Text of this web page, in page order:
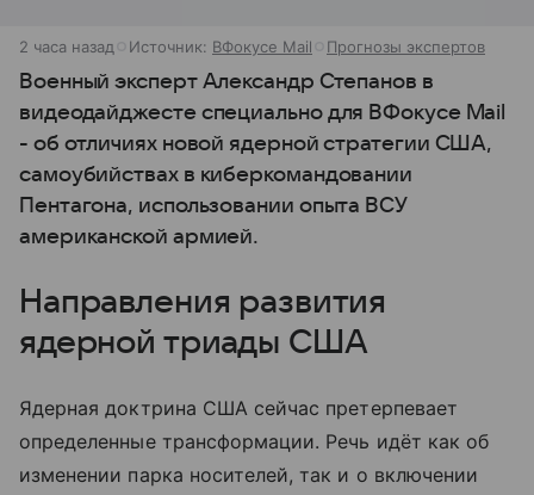
2 часа назад Источник: ВФокусе Mail Прогнозы экспертов
Военный эксперт Александр Степанов в
видеодайджесте специально для ВФокусе Mail
- об отличиях новой ядерной стратегии США,
самоубийствах в киберкомандовании
Пентагона, использовании опыта ВСУ
американской армией.
Направления развития
ядерной триады США
Ядерная доктрина США сейчас претерпевает
определенные трансформации. Речь идёт как об
изменении парка носителей, так и о включении